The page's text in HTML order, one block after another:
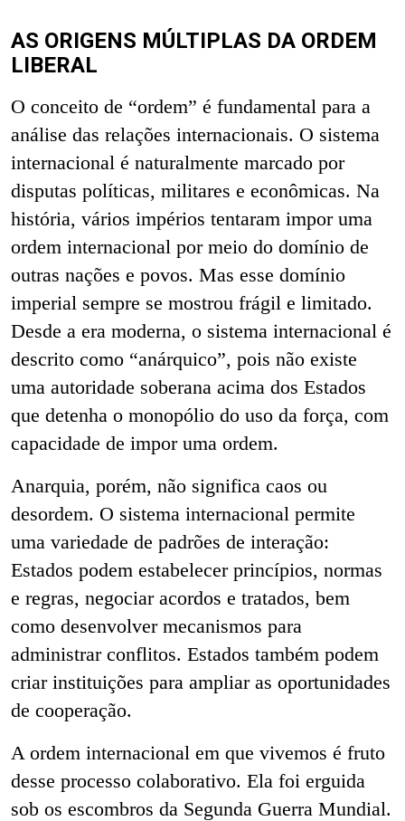
AS ORIGENS MÚLTIPLAS DA ORDEM
LIBERAL
O conceito de “ordem” é fundamental para a
análise das relações internacionais. O sistema
internacional é naturalmente marcado por
disputas políticas, militares e econômicas. Na
história, vários impérios tentaram impor uma
ordem internacional por meio do domínio de
outras nações e povos. Mas esse domínio
imperial sempre se mostrou frágil e limitado.
Desde a era moderna, o sistema internacional é
descrito como “anárquico”, pois não existe
uma autoridade soberana acima dos Estados
que detenha o monopólio do uso da força, com
capacidade de impor uma ordem.
Anarquia, porém, não significa caos ou
desordem. O sistema internacional permite
uma variedade de padrões de interação:
Estados podem estabelecer princípios, normas
e regras, negociar acordos e tratados, bem
como desenvolver mecanismos para
administrar conflitos. Estados também podem
criar instituições para ampliar as oportunidades
de cooperação.
A ordem internacional em que vivemos é fruto
desse processo colaborativo. Ela foi erguida
sob os escombros da Segunda Guerra Mundial.